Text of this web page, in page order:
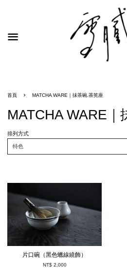
首頁 › MATCHA WARE｜抺茶碗.茶筅座
MATCHA WARE｜
排列方式
片口碗（黑色蠟線繞飾）
NT$ 2,000